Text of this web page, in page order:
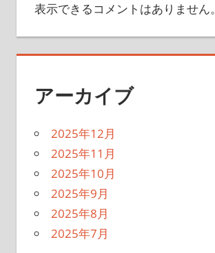
表示できるコメントはありません。
アーカイブ
2025年12月
2025年11月
2025年10月
2025年9月
2025年8月
2025年7月